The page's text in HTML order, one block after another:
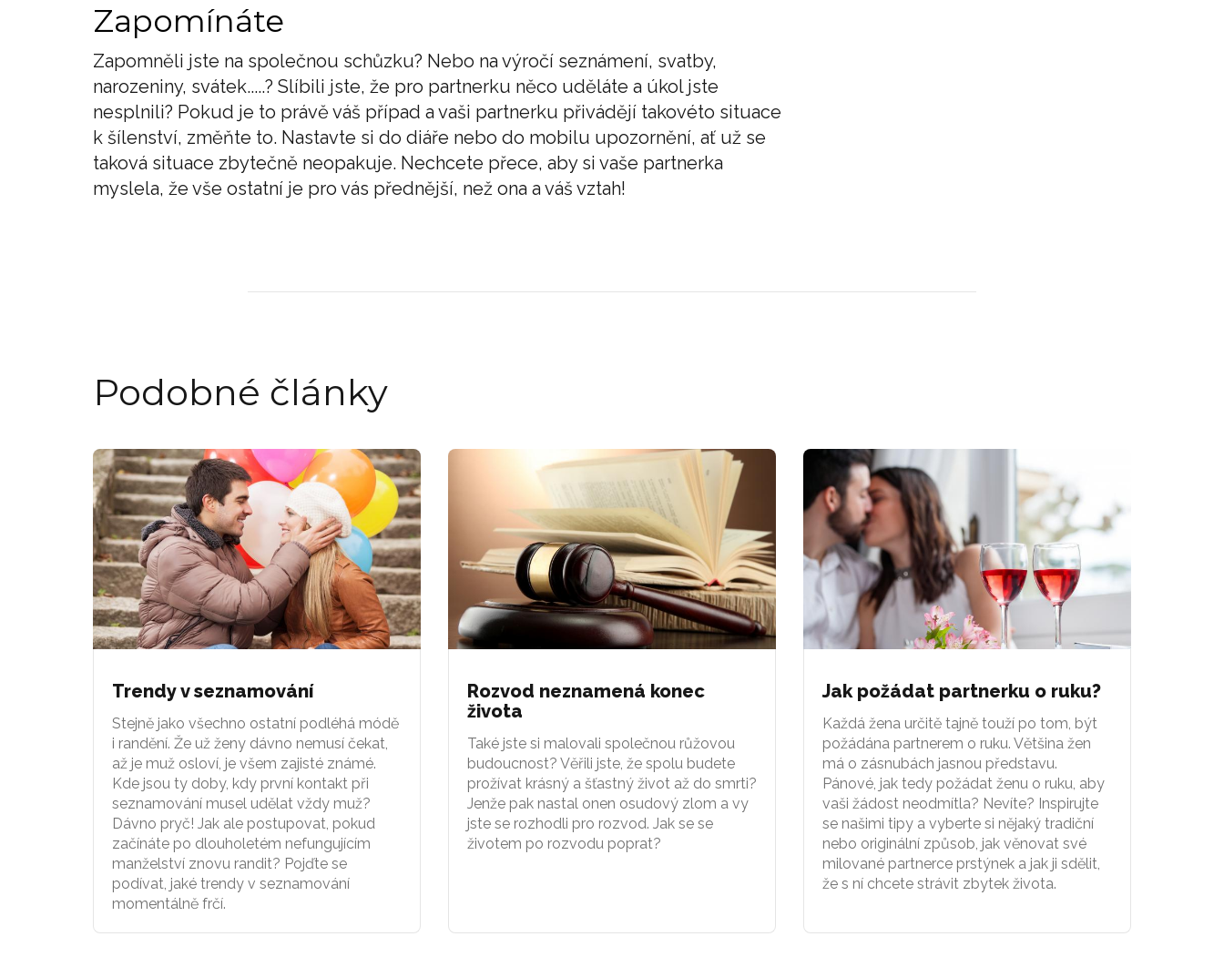
Zapomínáte
Zapomněli jste na společnou schůzku? Nebo na výročí seznámení, svatby,
narozeniny, svátek.....? Slíbili jste, že pro partnerku něco uděláte a úkol jste
nesplnili? Pokud je to právě váš případ a vaši partnerku přivádějí takovéto situace
k šílenství, změňte to. Nastavte si do diáře nebo do mobilu upozornění, ať už se
taková situace zbytečně neopakuje. Nechcete přece, aby si vaše partnerka
myslela, že vše ostatní je pro vás přednější, než ona a váš vztah!
Podobné články
Trendy v seznamování
Stejně jako všechno ostatní podléhá módě
i randění. Že už ženy dávno nemusí čekat,
až je muž osloví, je všem zajisté známé.
Kde jsou ty doby, kdy první kontakt při
seznamování musel udělat vždy muž?
Dávno pryč! Jak ale postupovat, pokud
začínáte po dlouholetém nefungujícím
manželství znovu randit? Pojďte se
podívat, jaké trendy v seznamování
momentálně frčí.
Rozvod neznamená konec
života
Také jste si malovali společnou růžovou
budoucnost? Věřili jste, že spolu budete
prožívat krásný a šťastný život až do smrti?
Jenže pak nastal onen osudový zlom a vy
jste se rozhodli pro rozvod. Jak se se
životem po rozvodu poprat?
Jak požádat partnerku o ruku?
Každá žena určitě tajně touží po tom, být
požádána partnerem o ruku. Většina žen
má o zásnubách jasnou představu.
Pánové, jak tedy požádat ženu o ruku, aby
vaši žádost neodmítla? Nevíte? Inspirujte
se našimi tipy a vyberte si nějaký tradiční
nebo originální způsob, jak věnovat své
milované partnerce prstýnek a jak ji sdělit,
že s ní chcete strávit zbytek života.